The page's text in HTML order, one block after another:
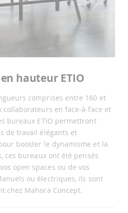
hauteur ETIO
comprises entre 160 et
collaborateurs en face-à-face et
bureaux ETIO permettront
de travail élégants et
booster le dynamisme et la
ces bureaux ont été pensés
open spaces ou de vos
ou électriques, ils sont
chez Mahora Concept.